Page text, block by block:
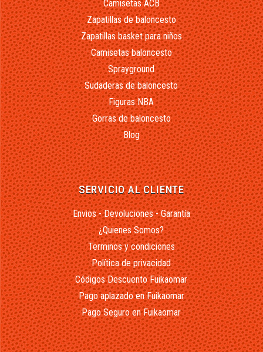
Camisetas ACB
Zapatillas de baloncesto
Zapatillas basket para niños
Camisetas baloncesto
Sprayground
Sudaderas de baloncesto
Figuras NBA
Gorras de baloncesto
Blog
SERVICIO AL CLIENTE
Envios - Devoluciones - Garantía
¿Quienes Somos?
Terminos y condiciones
Política de privacidad
Códigos Descuento Fuikaomar
Pago aplazado en Fuikaomar
Pago Seguro en Fuikaomar